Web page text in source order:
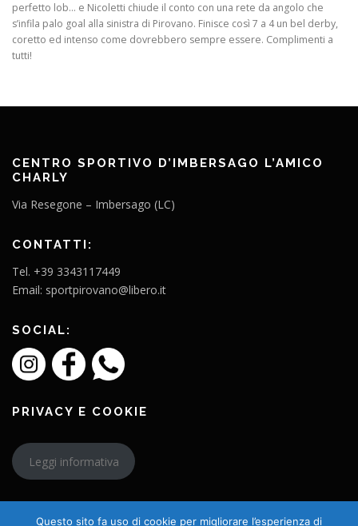
perfetto lob… e Nicoletti chiude il conto con una rete da angolo che
s’infila palo goal alla sinistra di Pirovano. Finisce così 7 a 4 un bel derby,
coretto ed intenso come dovrebbero sempre essere. Complimenti a
tutti!
CENTRO SPORTIVO D’IMBERSAGO L’AMICO
CHARLY
Via Resegone – Imbersago (LC)
CONTATTI:
Tel. +39 3343117449
Email: sportpirovano@libero.it
SOCIAL:
PRIVACY E COOKIE
Leggi informativa
Questo sito fa uso di cookie per migliorare l’esperienza di